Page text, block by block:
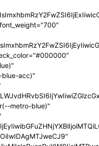
blue-acc)"
metro-blue)"